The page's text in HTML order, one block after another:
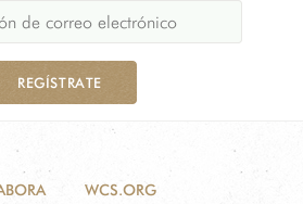
REGÍSTRATE
WCS.ORG